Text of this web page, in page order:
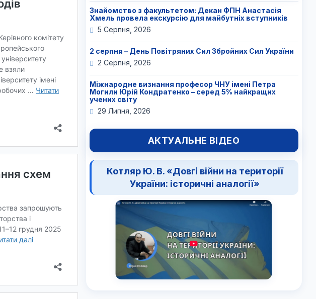
Знайомство з факультетом: Декан ФПН Анастасія
Хмель провела екскурсію для майбутніх вступників
5 Серпня, 2026
2 серпня – День Повітряних Сил Збройних Сил України
2 Серпня, 2026
Міжнародне визнання професор ЧНУ імені Петра
Могили Юрій Кондратенко – серед 5% найкращих
учених світу
29 Липня, 2026
АКТУАЛЬНЕ ВІДЕО
Котляр Ю. В. «Довгі війни на території
України: історичні аналогії»